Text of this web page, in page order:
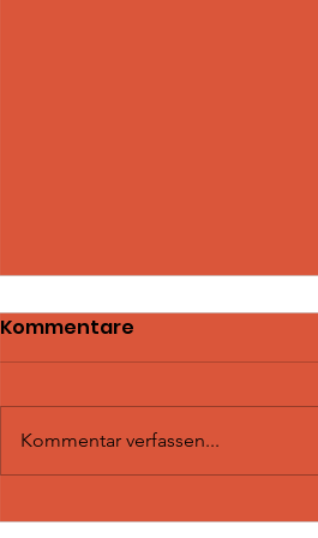
Lehre und Bildung im
Kommentare
Kommentar verfassen...